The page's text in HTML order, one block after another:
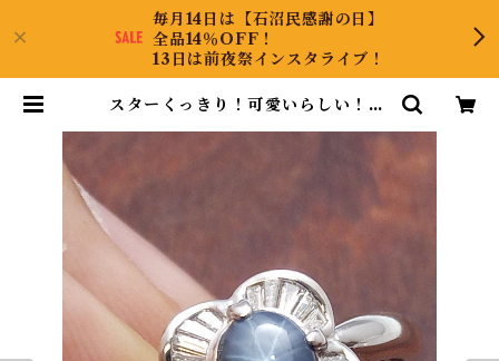
毎月14日は【石沼民感謝の日】
全品14％OFF！
13日は前夜祭インスタライブ！
スターくっきり！可愛いらしい！Pt